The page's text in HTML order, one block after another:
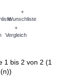
+
Wunschliste
+
Vergleich
1 bis 2 von 2 (1